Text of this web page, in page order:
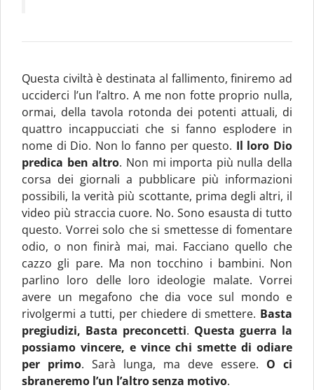
Questa civiltà è destinata al fallimento, finiremo ad
ucciderci l’un l’altro. A me non fotte proprio nulla,
ormai, della tavola rotonda dei potenti attuali, di
quattro incappucciati che si fanno esplodere in
nome di Dio. Non lo fanno per questo. Il loro Dio
predica ben altro. Non mi importa più nulla della
corsa dei giornali a pubblicare più informazioni
possibili, la verità più scottante, prima degli altri, il
video più straccia cuore. No. Sono esausta di tutto
questo. Vorrei solo che si smettesse di fomentare
odio, o non finirà mai, mai. Facciano quello che
cazzo gli pare. Ma non tocchino i bambini. Non
parlino loro delle loro ideologie malate. Vorrei
avere un megafono che dia voce sul mondo e
rivolgermi a tutti, per chiedere di smettere. Basta
pregiudizi, Basta preconcetti. Questa guerra la
possiamo vincere, e vince chi smette di odiare
per primo. Sarà lunga, ma deve essere. O ci
sbraneremo l’un l’altro senza motivo.